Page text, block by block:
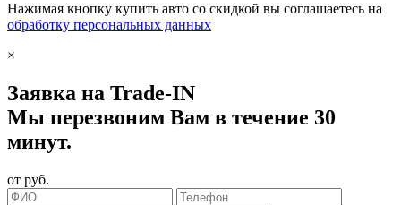
Нажимая кнопку купить авто со скидкой вы соглашаетесь на
обработку персональных данных
×
Заявка на Trade-IN
Мы перезвоним Вам в течение 30
минут.
от руб.